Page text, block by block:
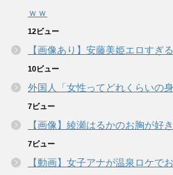
ｗｗ
12ビュー
【画像あり】安藤美姫エロすぎる
10ビュー
外国人「女性ってどれくらいの
7ビュー
【画像】綾瀬はるかのお胸が好
7ビュー
【動画】女子アナが温泉ロケで